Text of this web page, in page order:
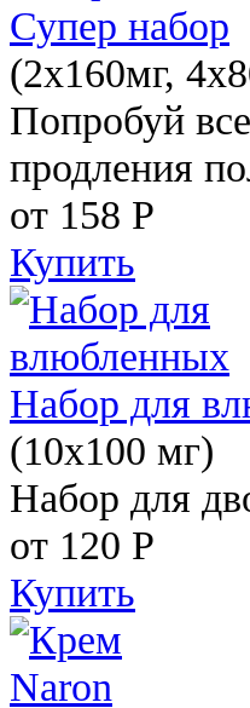
Супер набор
(2х160мг,
Попробуй
продления
от 158 Р
Купить
Набор для
(10х100 мг)
Набор для
от 120 Р
Купить